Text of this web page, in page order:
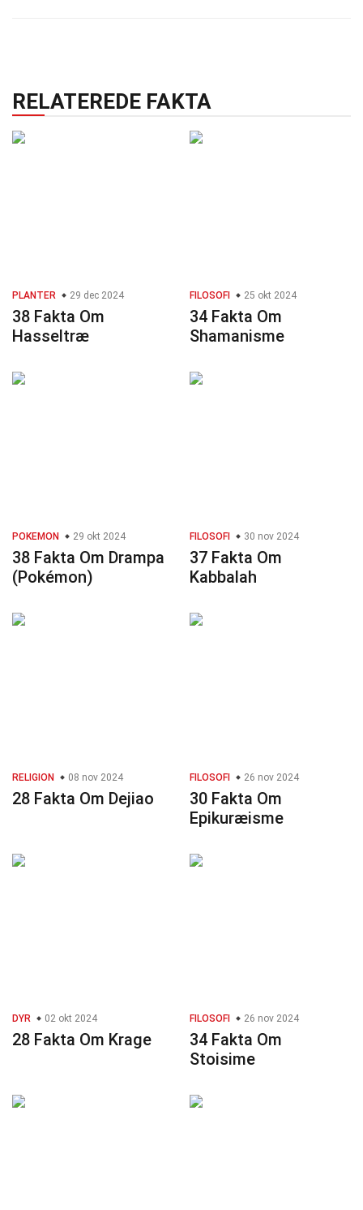
RELATEREDE FAKTA
PLANTER 29 dec 2024
38 Fakta Om
Hasseltræ
FILOSOFI 25 okt 2024
34 Fakta Om
Shamanisme
POKEMON 29 okt 2024
38 Fakta Om Drampa
(Pokémon)
FILOSOFI 30 nov 2024
37 Fakta Om
Kabbalah
RELIGION 08 nov 2024
28 Fakta Om Dejiao
FILOSOFI 26 nov 2024
30 Fakta Om
Epikuræisme
DYR 02 okt 2024
28 Fakta Om Krage
FILOSOFI 26 nov 2024
34 Fakta Om
Stoisime